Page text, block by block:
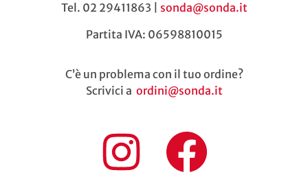
Tel. 02 29411863 | sonda@sonda.it
Partita IVA: 06598810015
C’è un problema con il tuo ordine?
Scrivici a ordini@sonda.it